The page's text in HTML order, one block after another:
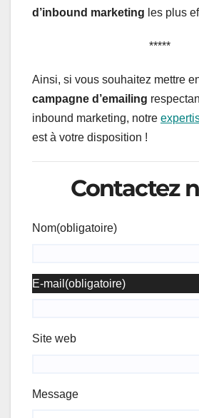
d’inbound marketing les plus
*****
Ainsi, si vous souhaitez mettre
campagne d’emailing
inbound marketing, notre
est à votre disposition !
Contactez
Nom(obligatoire)
E-mail (obligatoire)
Site web
Message